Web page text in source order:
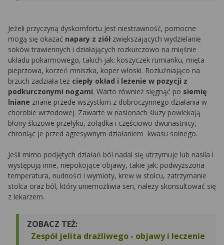
Jeżeli przyczyną dyskomfortu jest niestrawność, pomocne
mogą się okazać napary z ziół zwiększających wydzielanie
soków trawiennych i działających rozkurczowo na mięśnie
układu pokarmowego, takich jak: koszyczek rumianku, mięta
pieprzowa, korzeń mniszka, koper włoski. Rozluźniająco na
brzuch zadziała też ciepły okład i leżenie w pozycji z
podkurczonymi nogami. Warto również sięgnąć po siemię
lniane znane przede wszystkim z dobroczynnego działania w
chorobie wrzodowej. Zawarte w nasionach śluzy powlekają
błony śluzowe przełyku, żołądka i częściowo dwunastnicy,
chroniąc je przed agresywnym działaniem kwasu solnego.
Jeśli mimo podjętych działań ból nadal się utrzymuje lub nasila i
występują inne, niepokojące objawy, takie jak: podwyższona
temperatura, nudności i wymioty, krew w stolcu, zatrzymanie
stolca oraz ból, który uniemożliwia sen, należy skonsultować się
z lekarzem.
ZOBACZ TEŻ:
Zespół jelita drażliwego - objawy i leczenie